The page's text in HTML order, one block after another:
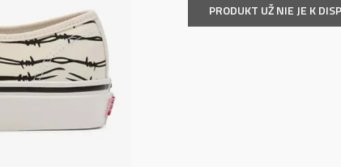
PRODUKT UŽ NIE JE K